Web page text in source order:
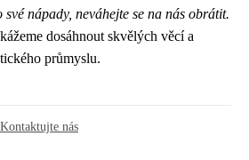
své nápady, neváhejte se na nás obrátit.
dosáhnout skvělých věcí a
průmyslu.
Kontaktujte nás